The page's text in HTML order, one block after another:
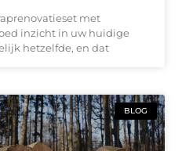
met
inzicht in uw huidige
hetzelfde, en dat
BLOG